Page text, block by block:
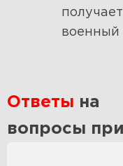
военный
Ответы на
вопросы